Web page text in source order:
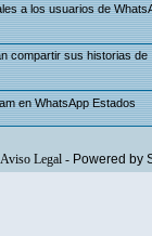
a los usuarios de
compartir sus historias de
en WhatsApp Estados
Aviso Legal- Powered by